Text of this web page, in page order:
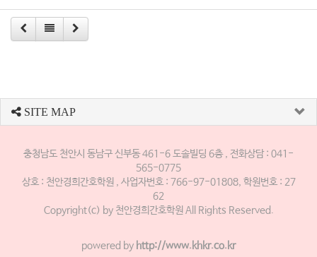
SITE MAP
충청남도 천안시 동남구 신부동 461-6 도솔빌딩 6층 , 전화상담 : 041-
565-0775
상호 : 천안경희간호학원 , 사업자번호 : 766-97-01808, 학원번호 : 27
62
Copyright(c) by 천안경희간호학원 All Rights Reserved.
powered by http://www.khkr.co.kr